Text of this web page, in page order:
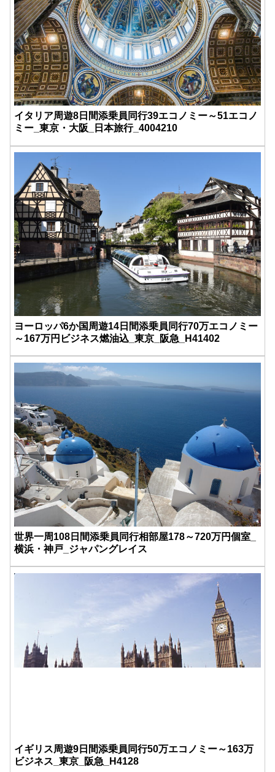
イタリア周遊8日間添乗員同行39エコノミー～51エコノ
ミー_東京・大阪_日本旅行_4004210
ヨーロッパ6か国周遊14日間添乗員同行70万エコノミー
～167万円ビジネス燃油込_東京_阪急_H41402
世界一周108日間添乗員同行相部屋178～720万円個室_
横浜・神戸_ジャパングレイス
イギリス周遊9日間添乗員同行50万エコノミー～163万
ビジネス_東京_阪急_H4128